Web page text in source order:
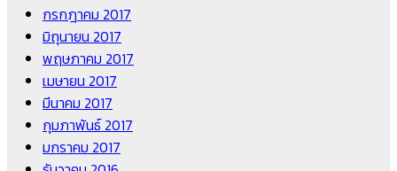
กรกฎาคม 2017
มิถุนายน 2017
พฤษภาคม 2017
เมษายน 2017
มีนาคม 2017
กุมภาพันธ์ 2017
มกราคม 2017